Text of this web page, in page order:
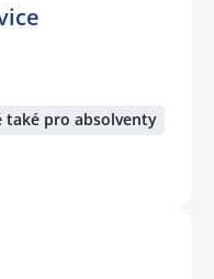
také pro absolventy